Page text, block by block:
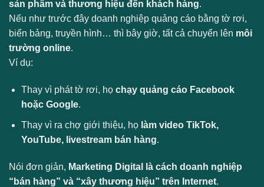
sản phẩm và thương hiệu đến khách hàng.
Nếu như trước đây doanh nghiệp quảng cáo bằng tờ rơi,
biển bảng, truyền hình… thì bây giờ, tất cả chuyển lên môi
trường online.
Ví dụ:
Thay vì phát tờ rơi, họ chạy quảng cáo Facebook
hoặc Google.
Thay vì ra chợ giới thiệu, họ làm video TikTok,
YouTube, livestream bán hàng.
Nói đơn giản, Marketing Digital là cách doanh nghiệp
“bán hàng” và “xây thương hiệu” trên Internet.